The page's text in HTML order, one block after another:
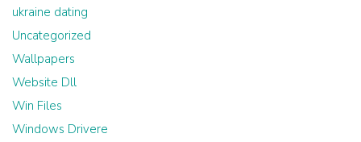
ukraine dating
Uncategorized
Wallpapers
Website Dll
Win Files
Windows Drivere